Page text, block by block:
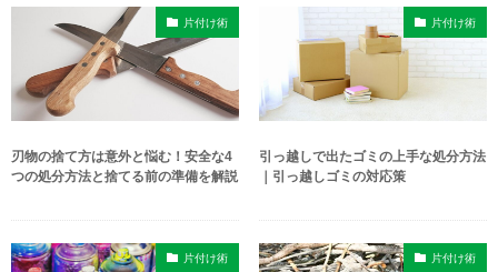
片付け術
刃物の捨て方は意外と悩む！安全な4
つの処分方法と捨てる前の準備を解説
片付け術
引っ越しで出たゴミの上手な処分方法
｜引っ越しゴミの対応策
片付け術 片付け術